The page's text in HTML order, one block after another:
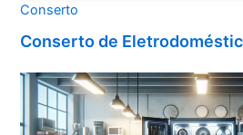
Conserto
Conserto de